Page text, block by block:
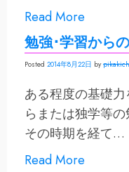
Read More
勉強･学習から
Posted 2014年8月22日 by
ある程度の基礎
らまたは独学等の
その時期を経て…
Read More